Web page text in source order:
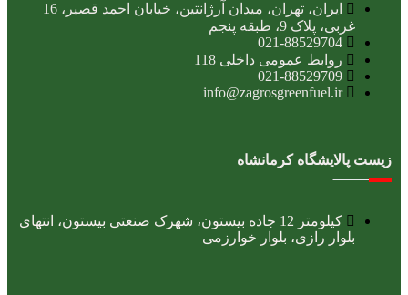
ایران، تهران، میدان آرژانتین، خیابان احمد قصیر، 16
غربی، پلاک 9، طبقه پنجم
021-88529704
روابط عمومی داخلی 118
021-88529709
info@zagrosgreenfuel.ir​
زیست پالایشگاه کرمانشاه
کیلومتر 12 جاده بیستون، شهرک صنعتی بیستون، انتهای
بلوار رازی، بلوار خوارزمی